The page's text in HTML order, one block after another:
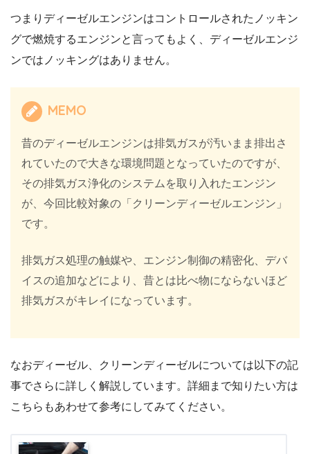
つまりディーゼルエンジンはコントロールされたノッキン
グで燃焼するエンジンと言ってもよく、ディーゼルエンジ
ンではノッキングはありません。
MEMO
昔のディーゼルエンジンは排気ガスが汚いまま排出さ
れていたので大きな環境問題となっていたのですが、
その排気ガス浄化のシステムを取り入れたエンジン
が、今回比較対象の「クリーンディーゼルエンジン」
です。
排気ガス処理の触媒や、エンジン制御の精密化、デバ
イスの追加などにより、昔とは比べ物にならないほど
排気ガスがキレイになっています。
なおディーゼル、クリーンディーゼルについては以下の記
事でさらに詳しく解説しています。詳細まで知りたい方は
こちらもあわせて参考にしてみてください。